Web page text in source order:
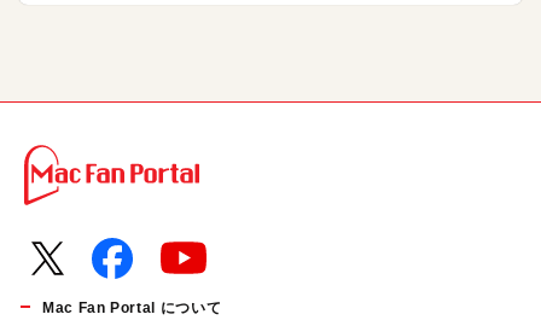
Mac Fan Portal について